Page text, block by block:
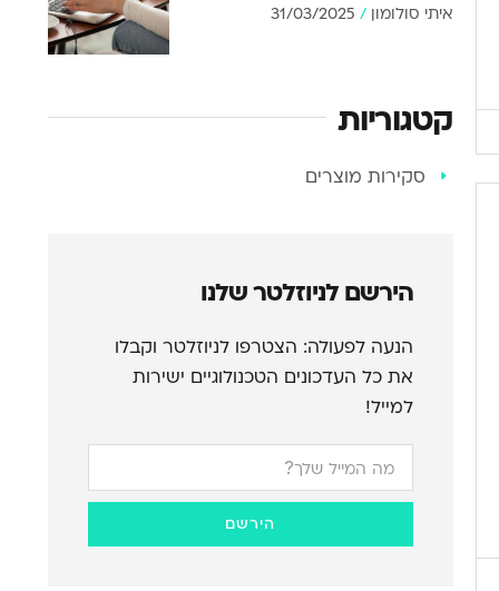
איתי סולומון
קטגוריות
סקירות מוצרים
הירשם לניוזלטר שלנו
הנעה לפעולה: הצטרפו לניוזלטר וקבלו
את כל העדכונים הטכנולוגיים ישירות
למייל!
הירשם